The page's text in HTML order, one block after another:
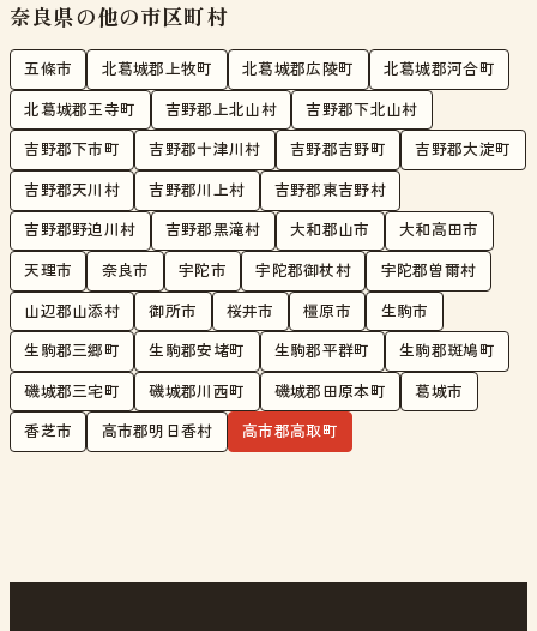
奈良県の他の市区町村
五條市 北葛城郡上牧町 北葛城郡広陵町 北葛城郡河合町
北葛城郡王寺町 吉野郡上北山村 吉野郡下北山村
吉野郡下市町 吉野郡十津川村 吉野郡吉野町 吉野郡大淀町
吉野郡天川村 吉野郡川上村 吉野郡東吉野村
吉野郡野迫川村 吉野郡黒滝村 大和郡山市 大和高田市
天理市 奈良市 宇陀市 宇陀郡御杖村 宇陀郡曽爾村
山辺郡山添村 御所市 桜井市 橿原市 生駒市
生駒郡三郷町 生駒郡安堵町 生駒郡平群町 生駒郡斑鳩町
磯城郡三宅町 磯城郡川西町 磯城郡田原本町 葛城市
香芝市 高市郡明日香村 高市郡高取町